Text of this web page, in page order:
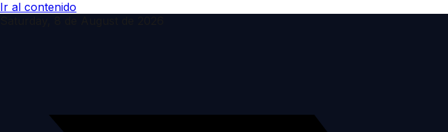
Ir al contenido